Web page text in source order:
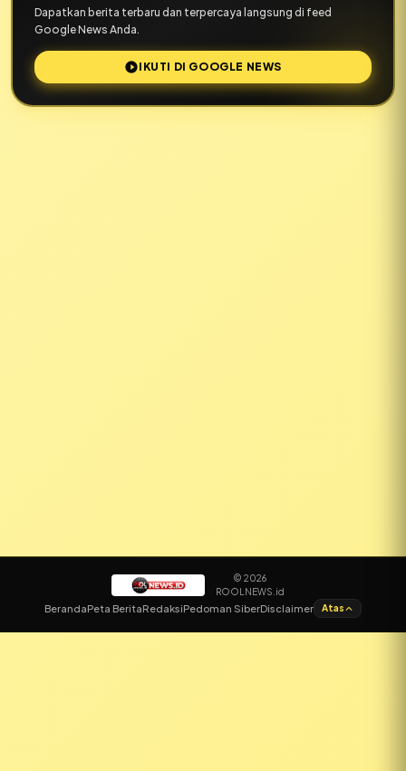
Dapatkan berita terbaru dan terpercaya langsung di feed
Google News Anda.
IKUTI DI GOOGLE NEWS
✕
© 2026
ROOLNEWS.id
BerandaPeta BeritaRedaksiPedoman SiberDisclaimer Atas